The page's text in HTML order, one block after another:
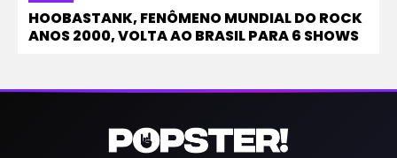
HOOBASTANK, FENÔMENO MUNDIAL DO ROCK
ANOS 2000, VOLTA AO BRASIL PARA 6 SHOWS